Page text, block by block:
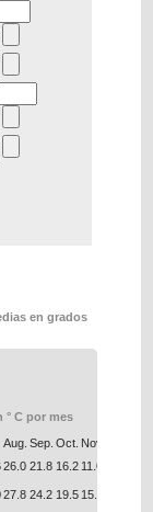
en grados
° C por mes
Aug. Sep. Oct. Nov.
26.0 21.8 16.2 11.0
27.8 24.2 19.5 15.4